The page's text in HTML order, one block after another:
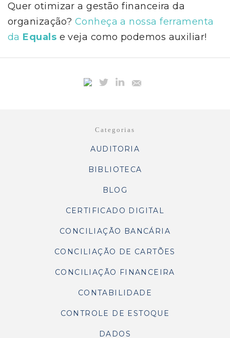
Quer otimizar a gestão financeira da
organização? Conheça a nossa ferramenta
da Equals e veja como podemos auxiliar!
Categorias
AUDITORIA
BIBLIOTECA
BLOG
CERTIFICADO DIGITAL
CONCILIAÇÃO BANCÁRIA
CONCILIAÇÃO DE CARTÕES
CONCILIAÇÃO FINANCEIRA
CONTABILIDADE
CONTROLE DE ESTOQUE
DADOS